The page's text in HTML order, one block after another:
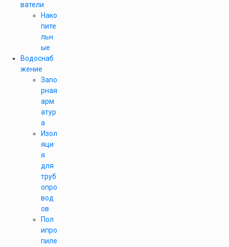
ватели
Нако
пите
льн
ые
Водоснаб
жение
Запо
рная
арм
атур
а
Изол
яци
я
для
труб
опро
вод
ов
Пол
ипро
пиле